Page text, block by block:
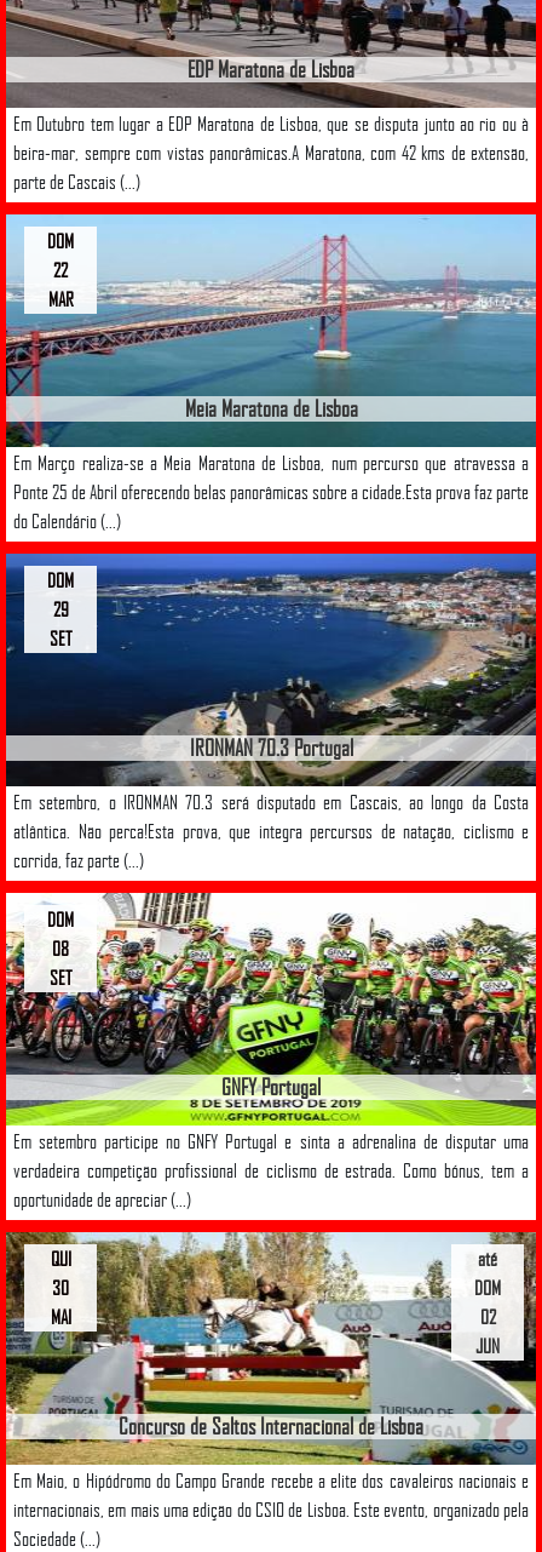
EDP Maratona de Lisboa
Em Outubro tem lugar a EDP Maratona de Lisboa, que se disputa junto ao rio ou à
beira-mar, sempre com vistas panorâmicas.A Maratona, com 42 kms de extensão,
parte de Cascais (...)
Meia Maratona de Lisboa
Em Março realiza-se a Meia Maratona de Lisboa, num percurso que atravessa a
Ponte 25 de Abril oferecendo belas panorâmicas sobre a cidade.Esta prova faz parte
do Calendário (...)
DOM
22
MAR
IRONMAN 70.3 Portugal
Em setembro, o IRONMAN 70.3 será disputado em Cascais, ao longo da Costa
atlântica. Não perca!Esta prova, que integra percursos de natação, ciclismo e
corrida, faz parte (...)
DOM
29
SET
GNFY Portugal
Em setembro participe no GNFY Portugal e sinta a adrenalina de disputar uma
verdadeira competição profissional de ciclismo de estrada. Como bónus, tem a
oportunidade de apreciar (...)
DOM
08
SET
Concurso de Saltos Internacional de Lisboa
Em Maio, o Hipódromo do Campo Grande recebe a elite dos cavaleiros nacionais e
internacionais, em mais uma edição do CSIO de Lisboa. Este evento, organizado pela
Sociedade (...)
até
DOM
02
JUN
QUI
30
MAI